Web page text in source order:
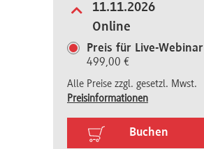
11.11.2026
Online
Preis für Live-Webinar
499,00 €
Alle Preise zzgl. gesetzl. Mwst.
Preisinformationen
Buchen